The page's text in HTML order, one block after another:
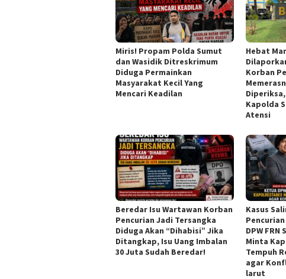
Miris! Propam Polda Sumut
dan Wasidik Ditreskrimum
Diduga Permainkan
Masyarakat Kecil Yang
Mencari Keadilan
Hebat
Korban
Kapolda
Atensi
Beredar Isu Wartawan Korban
Pencurian Jadi Tersangka
Diduga Akan “Dihabisi” Jika
Ditangkap, Isu Uang Imbalan
30 Juta Sudah Beredar!
Kasus
DPW
Minta
Tempuh
agar
larut